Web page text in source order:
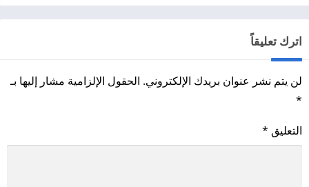
اترك تعليقاً
لن يتم نشر عنوان بريدك الإلكتروني. الحقول الإلزامية مشار إليها بـ
*
التعليق *